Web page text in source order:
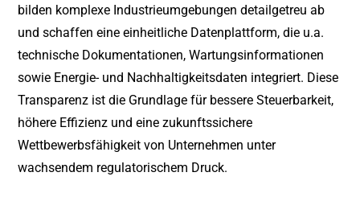
bilden komplexe Industrieumgebungen detailgetreu ab
und schaffen eine einheitliche Datenplattform, die u.a.
technische Dokumentationen, Wartungsinformationen
sowie Energie- und Nachhaltigkeitsdaten integriert. Diese
Transparenz ist die Grundlage für bessere Steuerbarkeit,
höhere Effizienz und eine zukunftssichere
Wettbewerbsfähigkeit von Unternehmen unter
wachsendem regulatorischem Druck.